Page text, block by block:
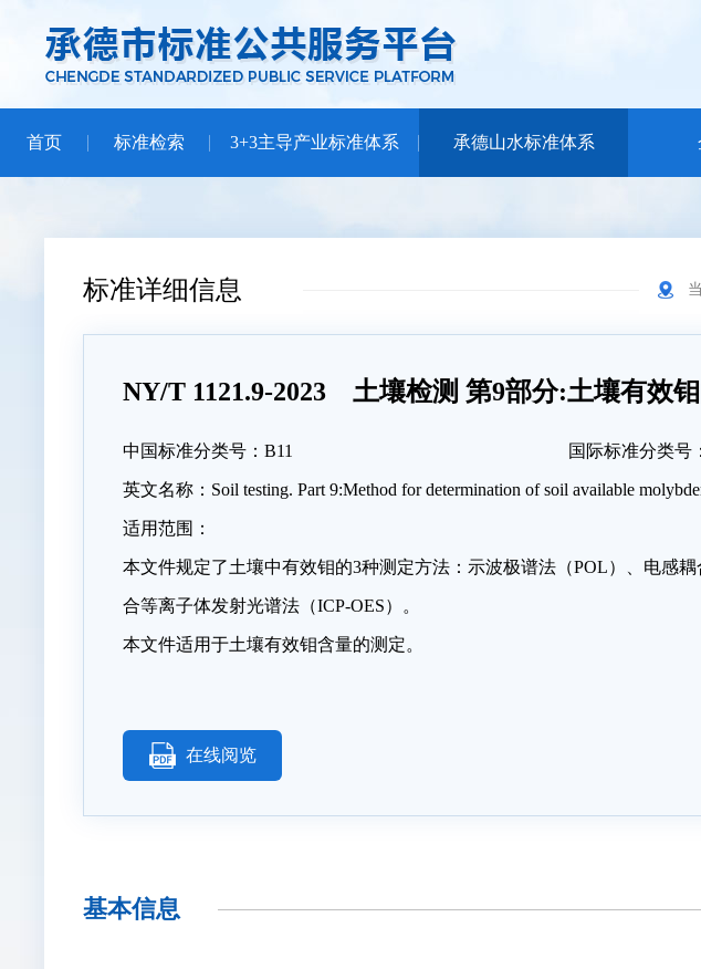
首页 标准检索 3+3主导产业标准体系 承德山水标准体系
标准详细信息
NY/T 1121.9-2023 土壤检测 第9部分:土壤有效
中国标准分类号：B11 国际标准分类号
英文名称：Soil testing. Part 9:Method for determination of soil available
适用范围：
本文件规定了土壤中有效钼的3种测定方法：示波极谱法（POL）、电感
合等离子体发射光谱法（ICP-OES）。
本文件适用于土壤有效钼含量的测定。
在线阅览
基本信息